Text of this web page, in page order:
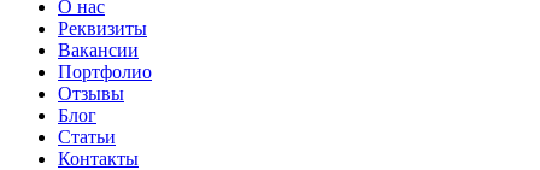
О нас
Реквизиты
Вакансии
Портфолио
Отзывы
Блог
Статьи
Контакты